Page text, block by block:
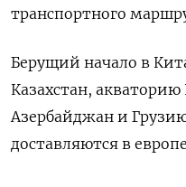
транспортного
Берущий начало в
Казахстан,
Азербайджан и
доставляются в